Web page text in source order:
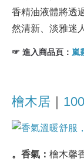
香精油液體將透
然清新、淡雅迷
☞ 進入商品頁： 嵐
檜木居 ｜
。香氣： 檜木馨